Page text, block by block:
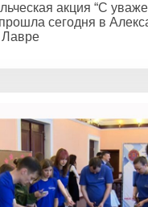
акция “С
сегодня в
Лавре